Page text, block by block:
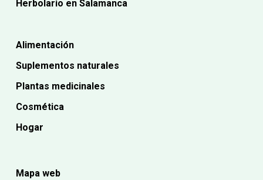
Herbolario en Salamanca
Alimentación
Suplementos naturales
Plantas medicinales
Cosmética
Hogar
Mapa web